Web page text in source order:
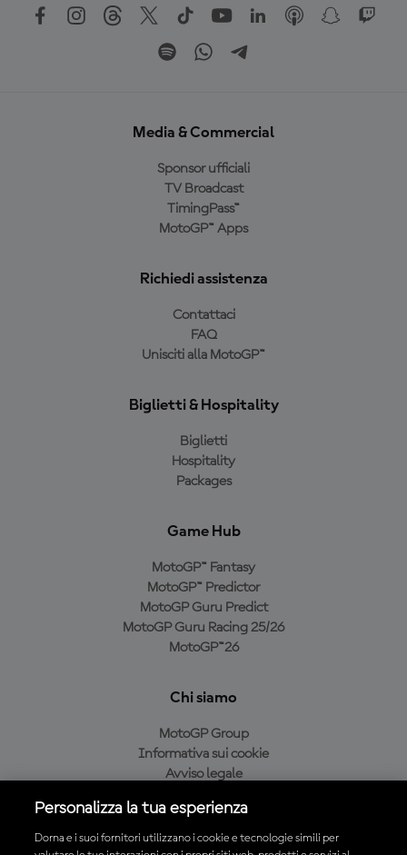
Media & Commercial
Sponsor ufficiali
TV Broadcast
TimingPass™
MotoGP™ Apps
Richiedi assistenza
Contattaci
FAQ
Unisciti alla MotoGP™
Biglietti & Hospitality
Biglietti
Hospitality
Packages
Game Hub
MotoGP™ Fantasy
MotoGP™ Predictor
MotoGP Guru Predict
MotoGP Guru Racing 25/26
MotoGP™26
Chi siamo
MotoGP Group
Informativa sui cookie
Avviso legale
Condizioni di acquisto
Personalizza la tua esperienza
Dorna e i suoi fornitori utilizzano i cookie e tecnologie simili per